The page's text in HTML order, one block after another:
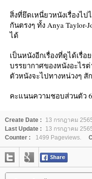
สิ่งที่ยึดเหนี่ยวหนังเรื่องไ
กันตรงๆ ทั้ง Anya Taylor-
ได้
เป็นหนังอีกเรื่องที่ดูได้เรื่อ
บรรยากาศของหนังอะไร
ตัวหนังจะไปทางหน่วงๆ
คะแนนความชอบส่วนตัว
Create Date :
13 กรกฎาคม
Last Update :
13 กรกฎาคม
Counter :
1499 Pageviews.